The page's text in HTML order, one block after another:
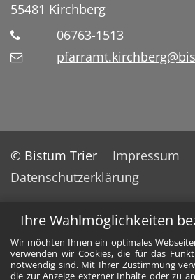
Ihre Wahlmöglichkeiten
Wir möchten Ihnen ein optimales
verwenden wir Cookies, die für das
notwendig sind. Mit Ihrer Zustimmung
die zur Anzeige externer Inhalte oder zu
55481 Kirchberg
06763-1513
© Bistum Trier
Impressum
Datenschutzerklärung